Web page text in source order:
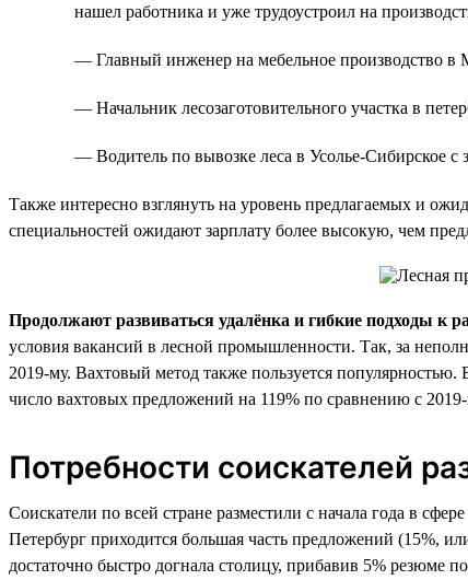
нашел работника и уже трудоустроил на
— Главный инженер на мебельное производство в
— Начальник лесозаготовительного участка в
— Водитель по вывозке леса в Усолье-Сибирское с
Также интересно взглянуть на уровень предлагаемых и
специальностей ожидают зарплату более высокую, чем
Продолжают развиваться удалёнка и гибкие подходы к
условия вакансий в лесной промышленности. Так, за
2019-му. Вахтовый метод также пользуется
число вахтовых предложений на 119% по сравнению с
Потребности соискателей
Соискатели по всей стране разместили с начала года в
Петербург приходится большая часть предложений (15%,
достаточно быстро догнала столицу, прибавив 5% резюме